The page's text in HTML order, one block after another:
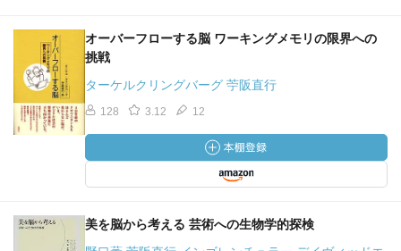
オーバーフローする脳 ワーキングメモリの限界への
挑戦
ターケルクリングバーグ 苧阪直行
128 3.12 12
美を脳から考える 芸術への生物学的探検